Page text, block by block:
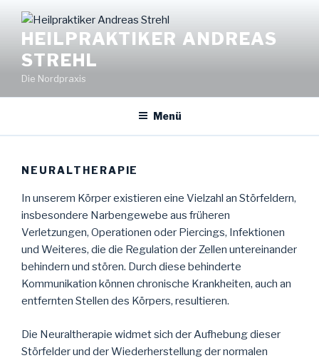
Inhalt
springenHEILPRAKTIKER ANDREAS
STREHL
Die Nordpraxis
Menü
NEURALTHERAPIE
In unserem Körper existieren eine Vielzahl an Störfeldern,
insbesondere Narbengewebe aus früheren
Verletzungen, Operationen oder Piercings, Infektionen
und Weiteres, die die Regulation der Zellen untereinander
behindern und stören. Durch diese behinderte
Kommunikation können chronische Krankheiten, auch an
entfernten Stellen des Körpers, resultieren.
Die Neuraltherapie widmet sich der Aufhebung dieser
Störfelder und der Wiederherstellung der normalen